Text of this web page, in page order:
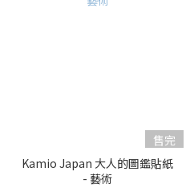
售完
Kamio Japan 大人的圖鑑貼紙
- 藝術